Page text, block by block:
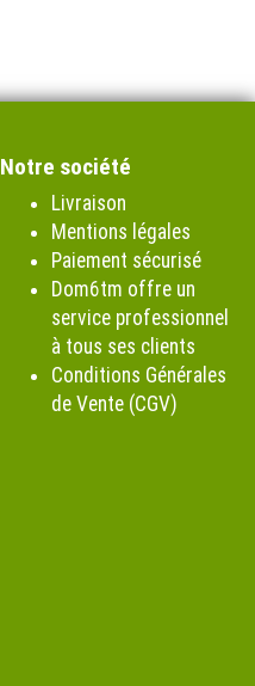
Notre société
Livraison
Mentions légales
Paiement sécurisé
Dom6tm offre un
service professionnel
à tous ses clients
Conditions Générales
de Vente (CGV)